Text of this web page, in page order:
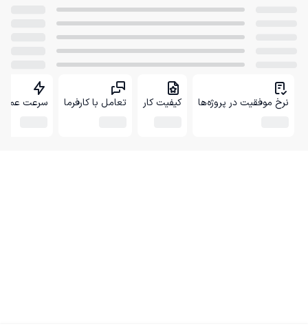
نرخ موفقیت در پروژه‌ها کیفیت کار تعامل با کارفرما سرعت عمل